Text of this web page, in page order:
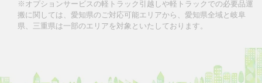
※オプションサービスの軽トラック引越しや軽トラックでの必要品運
搬に関しては、愛知県のご対応可能エリアから、愛知県全域と岐阜
県、三重県は一部のエリアを対象といたしております。